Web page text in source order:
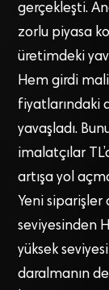
gerçekleşti.
zorlu piyasa
üretimdeki
Hem girdi
fiyatlarındaki
yavaşladı.
imalatçılar
artışa yol
Yeni siparişler
seviyesinden
yüksek
daralmanın